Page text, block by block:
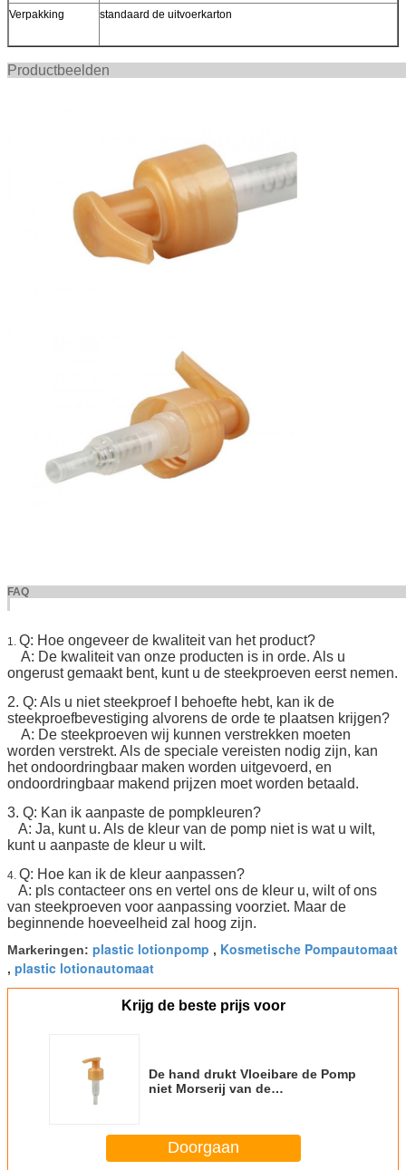
Verpakking standaard de uitvoerkarton
1. Q: Hoe ongeveer de kwaliteit van het product?
A: De kwaliteit van onze producten is in orde. Als u
ongerust gemaakt bent, kunt u de steekproeven eerst nemen.
2. Q: Als u niet steekproef I behoefte hebt, kan ik de
steekproefbevestiging alvorens de orde te plaatsen krijgen?
A: De steekproeven wij kunnen verstrekken moeten
worden verstrekt. Als de speciale vereisten nodig zijn, kan
het ondoordringbaar maken worden uitgevoerd, en
ondoordringbaar makend prijzen moet worden betaald.
3. Q: Kan ik aanpaste de pompkleuren?
A: Ja, kunt u. Als de kleur van de pomp niet is wat u wilt,
kunt u aanpaste de kleur u wilt.
4. Q: Hoe kan ik de kleur aanpassen?
A: pls contacteer ons en vertel ons de kleur u, wilt of ons
van steekproeven voor aanpassing voorziet. Maar de
beginnende hoeveelheid zal hoog zijn.
Markeringen: plastic lotionpomp , Kosmetische Pompautomaat
, plastic lotionautomaat
Krijg de beste prijs voor
De hand drukt Vloeibare de Pomp
niet Morserij van de
Doorgaan